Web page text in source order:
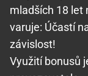
mladších 18 let
varuje: Účastí
závislost!
Využití bonusů